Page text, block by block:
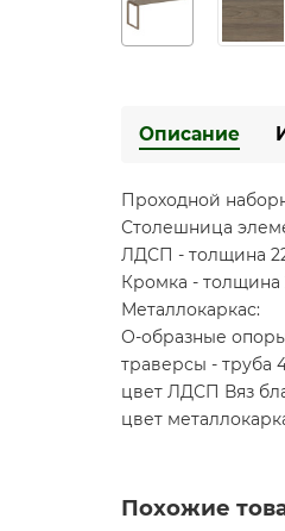
Описание
Проходной
Столешница
ЛДСП - толщина
Кромка -
Металлокаркас:
О-образные
траверсы - труба
цвет ЛДСП Вяз
цвет
Похожие